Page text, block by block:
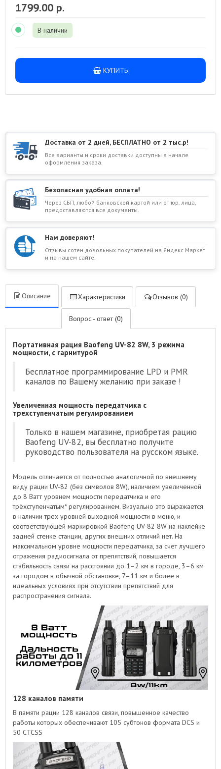
1799.00 р.
В наличии
КУПИТЬ
Доставка от 2 дней, БЕСПЛАТНО от 2 тыс.р!
Все варианты и сроки доставки доступны в начале
оформления заказа.
Безопасная удобная оплата!
Через СБП, любой банковской картой или от юр. лица,
предоставляются все документы.
Нам доверяют!
Отзывы сотен довольных покупателей на Яндекс Маркет
и на нашем сайте.
Описание Характеристики Отзывов (0)
Вопрос - ответ (0)
Портативная рация Baofeng UV-82 8W, 3 режима
мощности, с гарнитурой
Бесплатное программирование LPD и PMR
каналов по Вашему желанию при заказе !
Увеличенная мощность передатчика с
трехступенчатым регулированием
Только в нашем магазине, приобретая рацию
Baofeng UV-82, вы бесплатно получите
руководство пользователя на русском языке.
Модель отличается от полностью аналогичной по внешнему
виду рации UV-82 (без символов 8W), наличием увеличенной
до 8 Ватт уровнем мощности передатчика и его
трёхступенчатым* регулированием. Визуально это выражается
в наличии трех уровней выходной мощности в меню, и
соответствующей маркировкой Baofeng UV-82 8W на наклейке
задней стенке станции, других внешних отличий нет. На
максимальном уровне мощности передатчика, за счет лучшего
отражения радиосигнала от препятствий, повышается
стабильность связи на расстоянии до 1–2 км в городе, 3–6 км
за городом в обычной обстановке, 7–11 км и более в
идеальных условиях при отсутствии препятствий для
распространения сигнала.
128 каналов памяти
В памяти рации 128 каналов связи, повышенное качество
работы которых обеспечивают 105 субтонов формата DCS и
50 CTCSS